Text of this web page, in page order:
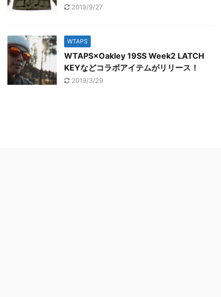
2019/9/27
WTAPS
WTAPS×Oakley 19SS Week2 LATCH
KEYなどコラボアイテムがリリース！
2019/3/29